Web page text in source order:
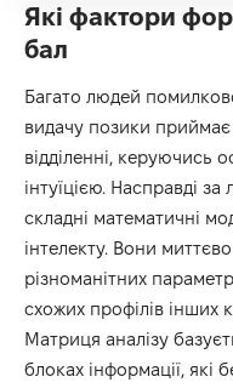
Які фактори
бал
Багато людей
видачу позики
відділенні, керуючись
інтуїцією. Насправді
складні математичні
інтелекту. Вони
різноманітних
схожих профілів інших
Матриця аналізу
блоках інформації, які